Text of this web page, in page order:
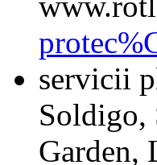
servicii
Soldigo,
Garden,